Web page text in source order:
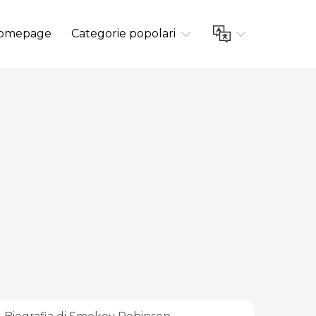
Categorie popolari